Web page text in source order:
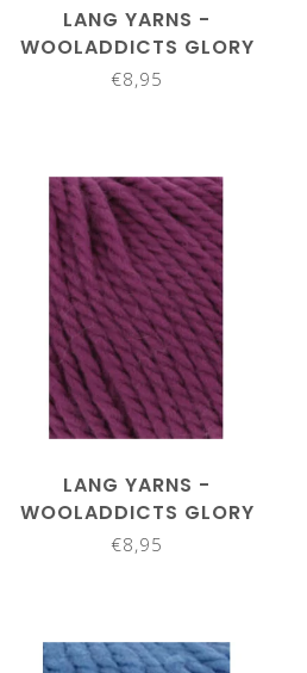
LANG YARNS -
WOOLADDICTS GLORY
1061.0048
€8,95
LANG YARNS -
WOOLADDICTS GLORY
1061.0066
€8,95